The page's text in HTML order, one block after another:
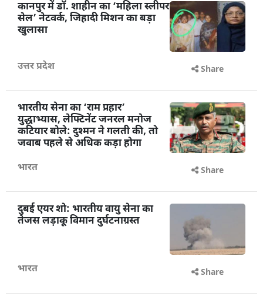
कानपुर में डॉ. शाहीन का ‘महिला स्लीपर
सेल’ नेटवर्क, जिहादी मिशन का बड़ा
खुलासा
उत्तर प्रदेश Share
भारतीय सेना का ‘राम प्रहार’
युद्धाभ्यास, लेफ्टिनेंट जनरल मनोज
कटियार बोले: दुश्मन ने गलती की, तो
जवाब पहले से अधिक कड़ा होगा
भारत Share
दुबई एयर शो: भारतीय वायु सेना का
तेजस लड़ाकू विमान दुर्घटनाग्रस्त
भारत Share